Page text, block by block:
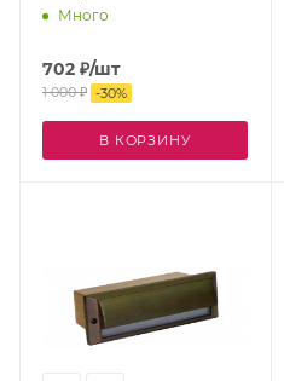
Много
702 ₽/шт
1 000₽ -30%
В КОРЗИНУ